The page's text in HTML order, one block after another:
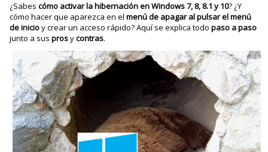
¿Sabescómo activar la hibernación en Windows 7, 8, 8.1 y 10? ¿Y
cómo hacer que aparezca en elmenú de apagar al pulsar el menú
de inicioy crear un acceso rápido? Aquí se explica todopaso a paso
junto a susprosycontras.